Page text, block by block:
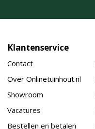
Klantenservice
Contact
Over Onlinetuinhout.nl
Showroom
Vacatures
Bestellen en betalen